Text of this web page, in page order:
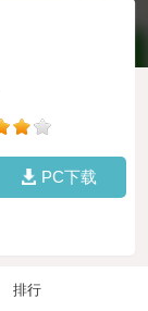
PC下载
排行